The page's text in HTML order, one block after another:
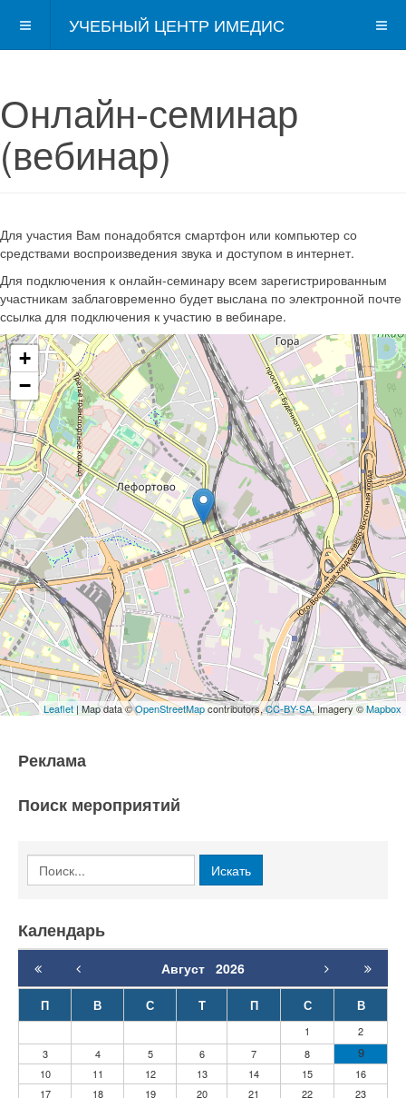
УЧЕБНЫЙ ЦЕНТР ИМЕДИС
Онлайн-семинар
(вебинар)
Для участия Вам понадобятся смартфон или компьютер со
средствами воспроизведения звука и доступом в интернет.
Для подключения к онлайн-семинару всем зарегистрированным
участникам заблаговременно будет выслана по электронной почте
ссылка для подключения к участию в вебинаре.
+
−
Leaflet | Map data ©OpenStreetMapcontributors,CC-BY-SA, Imagery ©Mapbox
Реклама
Поиск мероприятий
Календарь
Август 2026
П В С T П С В
1
2
3
4 5 6 7 8 9
10 11 12 13 14 15
16
17
18 19 20 21 22
23